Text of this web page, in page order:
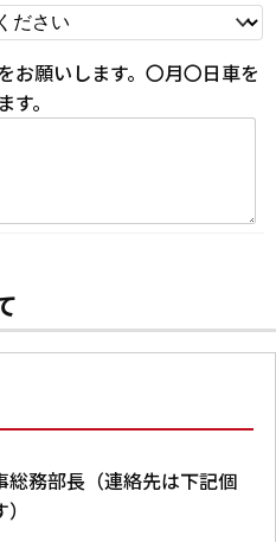
お願いします。〇月〇日車を
す。
務部長（連絡先は下記個